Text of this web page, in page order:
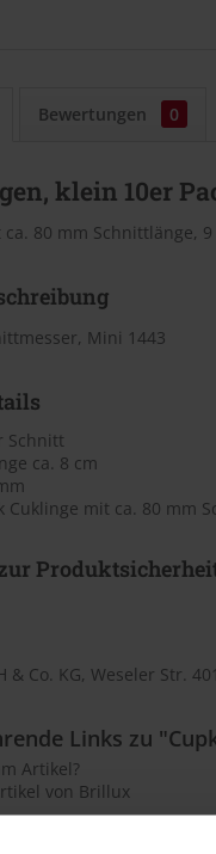
Bewertungen 0
klein 10er
ca. 80 mm Schnittlänge,
Mini 1443
Schnitt
ca. 8 cm
Cuklinge mit ca. 80 mm
& Co. KG, Weseler Str.
Links zu
Artikel?
von Brillux